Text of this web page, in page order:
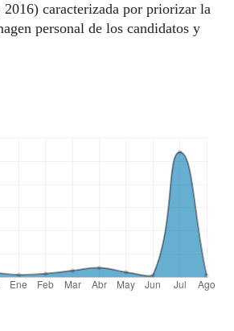
2016) caracterizada por priorizar la
personal de los candidatos y